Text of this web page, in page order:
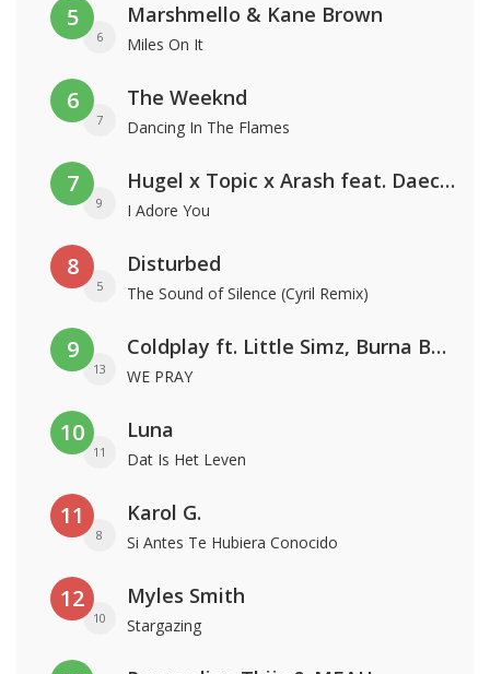
5
6
Marshmello & Kane Brown
Miles On It
6
7
The Weeknd
Dancing In The Flames
7
9
Hugel x Topic x Arash feat. Daecolm
I Adore You
8
5
Disturbed
The Sound of Silence (Cyril Remix)
9
13
Coldplay ft. Little Simz, Burna Boy, Elyanna & Tini
WE PRAY
10
11
Luna
Dat Is Het Leven
11
8
Karol G.
Si Antes Te Hubiera Conocido
12
10
Myles Smith
Stargazing